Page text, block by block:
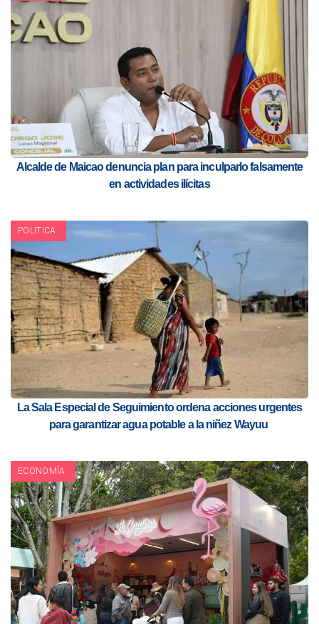
Alcalde de Maicao denuncia plan para inculparlo falsamente
en actividades ilícitas
POLITICA
La Sala Especial de Seguimiento ordena acciones urgentes
para garantizar agua potable a la niñez Wayuu
ECONOMÍA